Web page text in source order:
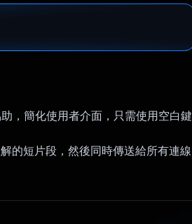
，簡化使用者介面，只需使用空白鍵
的短片段，然後同時傳送給所有連線